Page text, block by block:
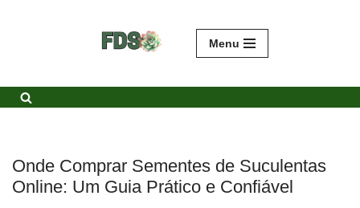
conteúdo
Menu
Onde Comprar Sementes de Suculentas
Online: Um Guia Prático e Confiável